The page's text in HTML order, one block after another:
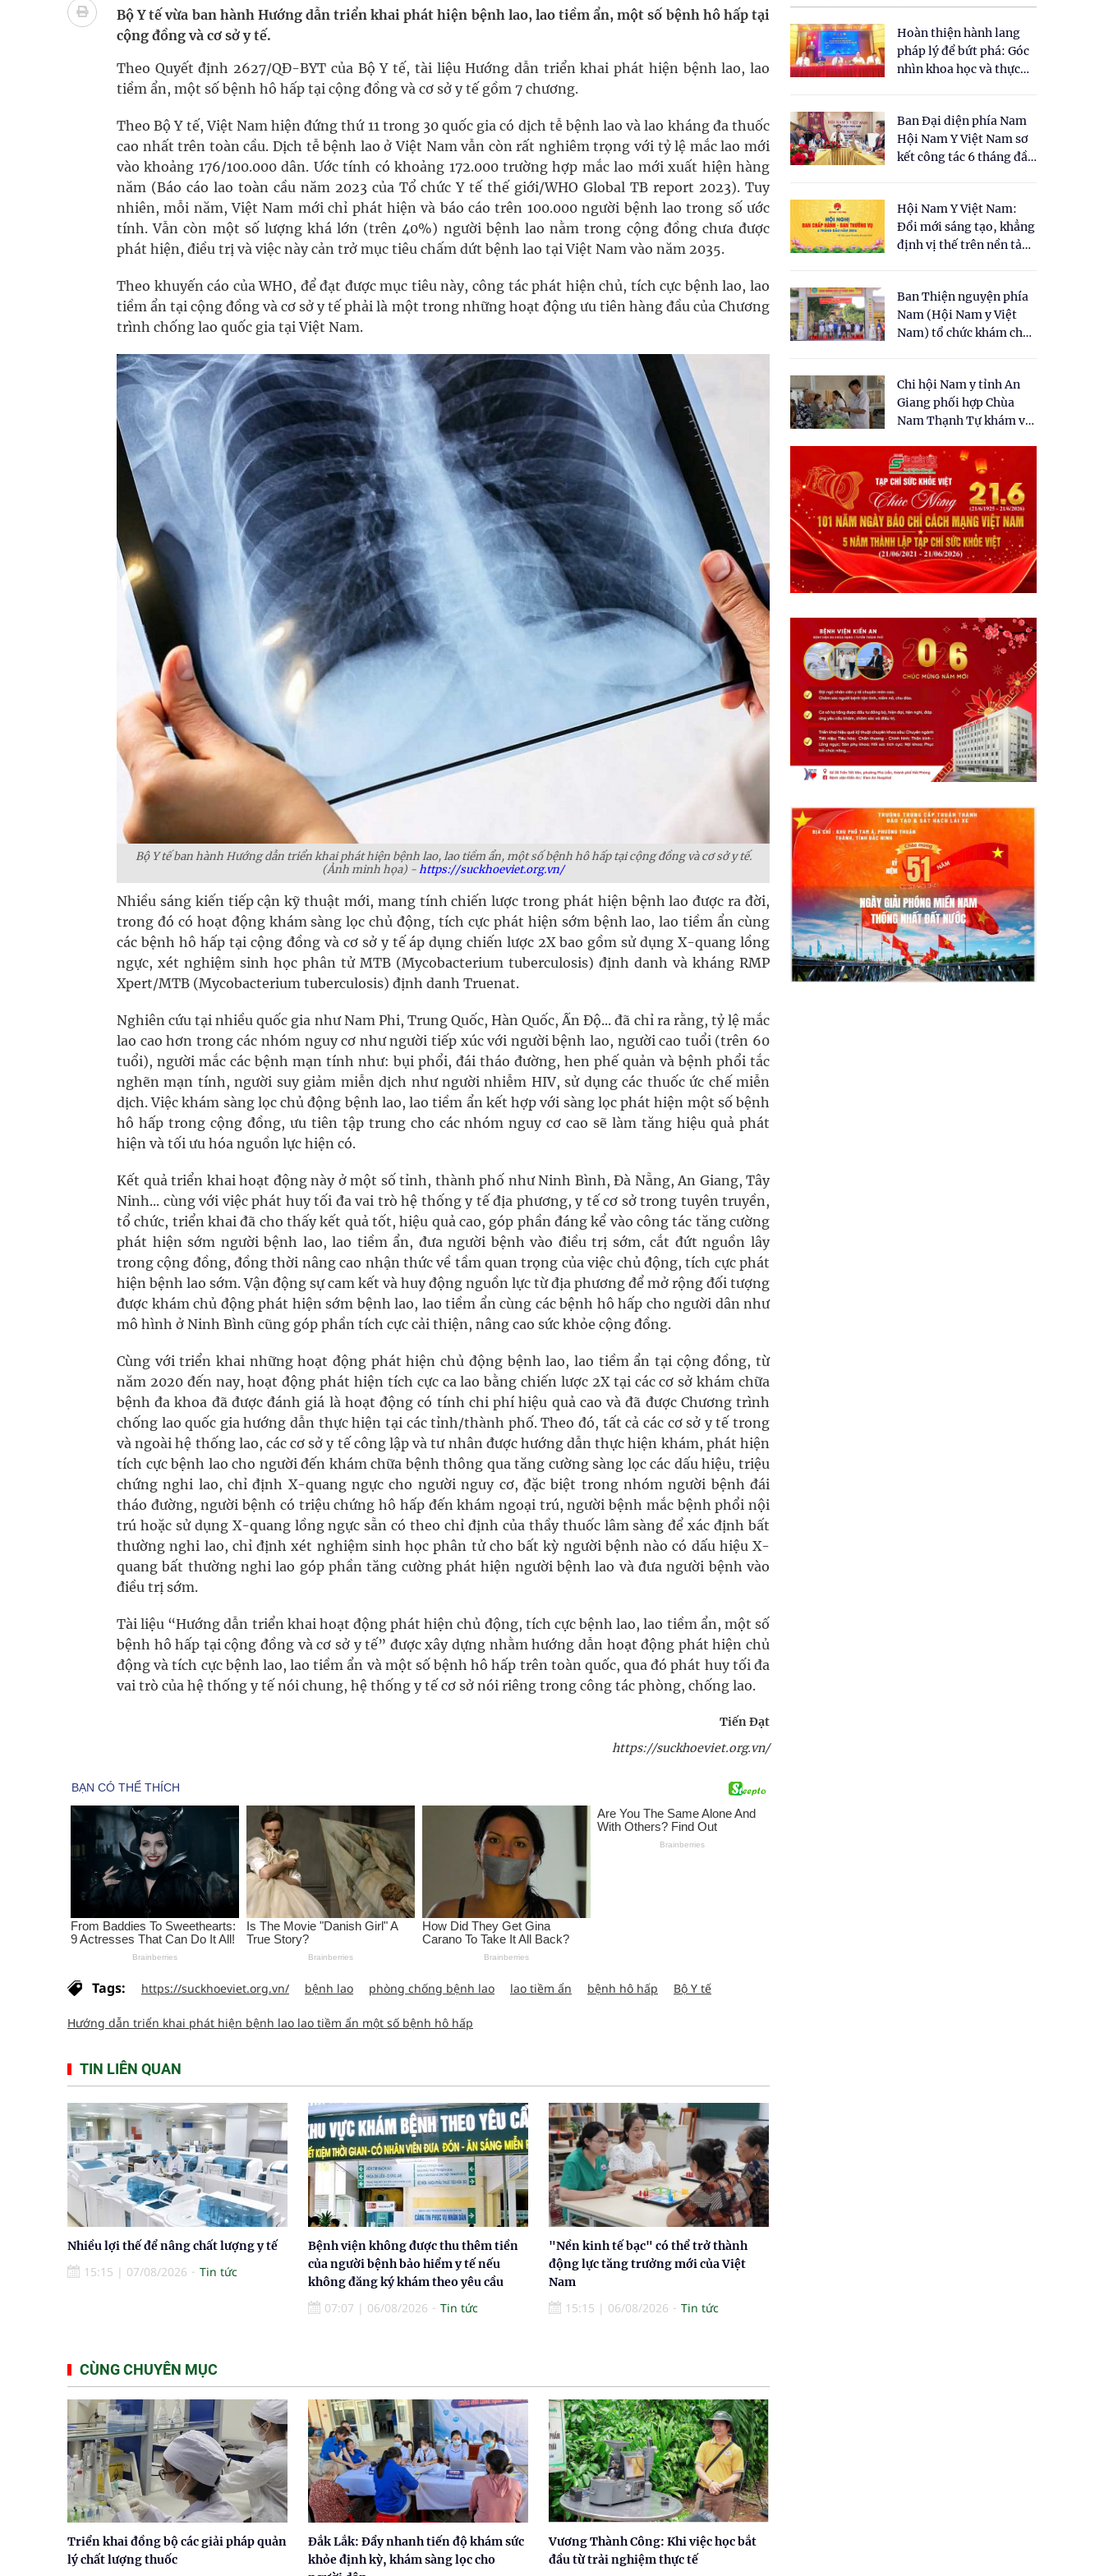
Chấn chỉnh hoạt động kinh doanh dược liệu
Súp lơ xanh mang đến hy vọng mới trong phòng ngừa ung thư
Triển khai đồng bộ các giải pháp quản lý chất lượng thuốc
Cách âm nhạc trị liệu được “đo ni đóng giày”
Bộ Y tế vừa ban hành Hướng dẫn triển khai phát hiện bệnh lao, lao tiềm ẩn, một số bệnh hô hấp tại
cộng đồng và cơ sở y tế.
Theo Quyết định 2627/QĐ-BYT của Bộ Y tế, tài liệu Hướng dẫn triển khai phát hiện bệnh lao, lao
tiềm ẩn, một số bệnh hô hấp tại cộng đồng và cơ sở y tế gồm 7 chương.
Theo Bộ Y tế, Việt Nam hiện đứng thứ 11 trong 30 quốc gia có dịch tễ bệnh lao và lao kháng đa thuốc
cao nhất trên toàn cầu. Dịch tễ bệnh lao ở Việt Nam vẫn còn rất nghiêm trọng với tỷ lệ mắc lao mới
vào khoảng 176/100.000 dân. Ước tính có khoảng 172.000 trường hợp mắc lao mới xuất hiện hàng
năm (Báo cáo lao toàn cầu năm 2023 của Tổ chức Y tế thế giới/WHO Global TB report 2023). Tuy
nhiên, mỗi năm, Việt Nam mới chỉ phát hiện và báo cáo trên 100.000 người bệnh lao trong số ước
tính. Vẫn còn một số lượng khá lớn (trên 40%) người bệnh lao nằm trong cộng đồng chưa được
phát hiện, điều trị và việc này cản trở mục tiêu chấm dứt bệnh lao tại Việt Nam vào năm 2035.
Theo khuyến cáo của WHO, để đạt được mục tiêu này, công tác phát hiện chủ, tích cực bệnh lao, lao
tiềm ẩn tại cộng đồng và cơ sở y tế phải là một trong những hoạt động ưu tiên hàng đầu của Chương
trình chống lao quốc gia tại Việt Nam.
Bộ Y tế ban hành Hướng dẫn triển khai phát hiện bệnh lao, lao tiềm ẩn, một số bệnh hô hấp tại cộng đồng và cơ sở y tế.
(Ảnh minh họa) -https://suckhoeviet.org.vn/
Nhiều sáng kiến tiếp cận kỹ thuật mới, mang tính chiến lược trong phát hiện bệnh lao được ra đời,
trong đó có hoạt động khám sàng lọc chủ động, tích cực phát hiện sớm bệnh lao, lao tiềm ẩn cùng
các bệnh hô hấp tại cộng đồng và cơ sở y tế áp dụng chiến lược 2X bao gồm sử dụng X-quang lồng
ngực, xét nghiệm sinh học phân tử MTB (Mycobacterium tuberculosis) định danh và kháng RMP
Xpert/MTB (Mycobacterium tuberculosis) định danh Truenat.
Nghiên cứu tại nhiều quốc gia như Nam Phi, Trung Quốc, Hàn Quốc, Ấn Độ... đã chỉ ra rằng, tỷ lệ mắc
lao cao hơn trong các nhóm nguy cơ như người tiếp xúc với người bệnh lao, người cao tuổi (trên 60
tuổi), người mắc các bệnh mạn tính như: bụi phổi, đái tháo đường, hen phế quản và bệnh phổi tắc
nghẽn mạn tính, người suy giảm miễn dịch như người nhiễm HIV, sử dụng các thuốc ức chế miễn
dịch. Việc khám sàng lọc chủ động bệnh lao, lao tiềm ẩn kết hợp với sàng lọc phát hiện một số bệnh
hô hấp trong cộng đồng, ưu tiên tập trung cho các nhóm nguy cơ cao sẽ làm tăng hiệu quả phát
hiện và tối ưu hóa nguồn lực hiện có.
Kết quả triển khai hoạt động này ở một số tỉnh, thành phố như Ninh Bình, Đà Nẵng, An Giang, Tây
Ninh... cùng với việc phát huy tối đa vai trò hệ thống y tế địa phương, y tế cơ sở trong tuyên truyền,
tổ chức, triển khai đã cho thấy kết quả tốt, hiệu quả cao, góp phần đáng kể vào công tác tăng cường
phát hiện sớm người bệnh lao, lao tiềm ẩn, đưa người bệnh vào điều trị sớm, cắt đứt nguồn lây
trong cộng đồng, đồng thời nâng cao nhận thức về tầm quan trọng của việc chủ động, tích cực phát
hiện bệnh lao sớm. Vận động sự cam kết và huy động nguồn lực từ địa phương để mở rộng đối tượng
được khám chủ động phát hiện sớm bệnh lao, lao tiềm ẩn cùng các bệnh hô hấp cho người dân như
mô hình ở Ninh Bình cũng góp phần tích cực cải thiện, nâng cao sức khỏe cộng đồng.
Cùng với triển khai những hoạt động phát hiện chủ động bệnh lao, lao tiềm ẩn tại cộng đồng, từ
năm 2020 đến nay, hoạt động phát hiện tích cực ca lao bằng chiến lược 2X tại các cơ sở khám chữa
bệnh đa khoa đã được đánh giá là hoạt động có tính chi phí hiệu quả cao và đã được Chương trình
chống lao quốc gia hướng dẫn thực hiện tại các tỉnh/thành phố. Theo đó, tất cả các cơ sở y tế trong
và ngoài hệ thống lao, các cơ sở y tế công lập và tư nhân được hướng dẫn thực hiện khám, phát hiện
tích cực bệnh lao cho người đến khám chữa bệnh thông qua tăng cường sàng lọc các dấu hiệu, triệu
chứng nghi lao, chỉ định X-quang ngực cho người nguy cơ, đặc biệt trong nhóm người bệnh đái
tháo đường, người bệnh có triệu chứng hô hấp đến khám ngoại trú, người bệnh mắc bệnh phổi nội
trú hoặc sử dụng X-quang lồng ngực sẵn có theo chỉ định của thầy thuốc lâm sàng để xác định bất
thường nghi lao, chỉ định xét nghiệm sinh học phân tử cho bất kỳ người bệnh nào có dấu hiệu X-
quang bất thường nghi lao góp phần tăng cường phát hiện người bệnh lao và đưa người bệnh vào
điều trị sớm.
Tài liệu “Hướng dẫn triển khai hoạt động phát hiện chủ động, tích cực bệnh lao, lao tiềm ẩn, một số
bệnh hô hấp tại cộng đồng và cơ sở y tế” được xây dựng nhằm hướng dẫn hoạt động phát hiện chủ
động và tích cực bệnh lao, lao tiềm ẩn và một số bệnh hô hấp trên toàn quốc, qua đó phát huy tối đa
vai trò của hệ thống y tế nói chung, hệ thống y tế cơ sở nói riêng trong công tác phòng, chống lao.
Tiến Đạt
https://suckhoeviet.org.vn/
Tags: https://suckhoeviet.org.vn/ bệnh lao phòng chống bệnh lao lao tiềm ẩn bệnh hô hấp Bộ Y tế
Hướng dẫn triển khai phát hiện bệnh lao lao tiềm ẩn một số bệnh hô hấp
TIN LIÊN QUAN
Nhiều lợi thế để nâng chất lượng y tế
15:15 | 07/08/2026 Tin tức
Bệnh viện không được thu thêm tiền
của người bệnh bảo hiểm y tế nếu
không đăng ký khám theo yêu cầu
07:07 | 06/08/2026 Tin tức
"Nền kinh tế bạc" có thể trở thành
động lực tăng trưởng mới của Việt
Nam
15:15 | 06/08/2026 Tin tức
CÙNG CHUYÊN MỤC
Triển khai đồng bộ các giải pháp quản
lý chất lượng thuốc
Đắk Lắk: Đẩy nhanh tiến độ khám sức
khỏe định kỳ, khám sàng lọc cho
Vương Thành Công: Khi việc học bắt
đầu từ trải nghiệm thực tế
Hoàn thiện hành lang
pháp lý để bứt phá: Góc
nhìn khoa học và thực
cho Luật Y dược cổ
truyền Việt Nam"
Ban Đại diện phía Nam
Hội Nam Y Việt Nam sơ
kết công tác 6 tháng đầu
Hội Nam Y Việt Nam:
Đổi mới sáng tạo, khẳng
định vị thế trên nền tảng
Ban Thiện nguyện phía
Nam (Hội Nam y Việt
Nam) tổ chức khám chữa
dân tại xã Tân Tập
Chi hội Nam y tỉnh An
Giang phối hợp Chùa
Nam Thạnh Tự khám và
nhân dân